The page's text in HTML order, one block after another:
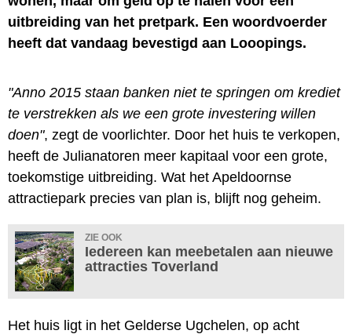
uitbreiding van het pretpark. Een woordvoerder
heeft dat vandaag bevestigd aan Looopings.
"Anno 2015 staan banken niet te springen om krediet
te verstrekken als we een grote investering willen
doen", zegt de voorlichter. Door het huis te verkopen,
heeft de Julianatoren meer kapitaal voor een grote,
toekomstige uitbreiding. Wat het Apeldoornse
attractiepark precies van plan is, blijft nog geheim.
ZIE OOK
Iedereen kan meebetalen aan nieuwe
attracties Toverland
Het huis ligt in het Gelderse Ugchelen, op acht